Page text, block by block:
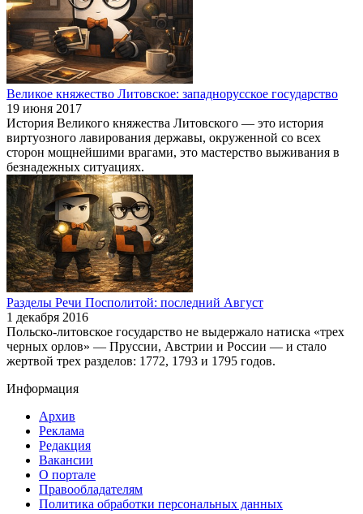
Великое княжество Литовское: западнорусское государство
19 июня 2017
История Великого княжества Литовского — это история
виртуозного лавирования державы, окруженной со всех
сторон мощнейшими врагами, это мастерство выживания в
безнадежных ситуациях.
Разделы Речи Посполитой: последний Август
1 декабря 2016
Польско-литовское государство не выдержало натиска «трех
черных орлов» — Пруссии, Австрии и России — и стало
жертвой трех разделов: 1772, 1793 и 1795 годов.
Информация
Архив
Реклама
Редакция
Вакансии
О портале
Правообладателям
Политика обработки персональных данных